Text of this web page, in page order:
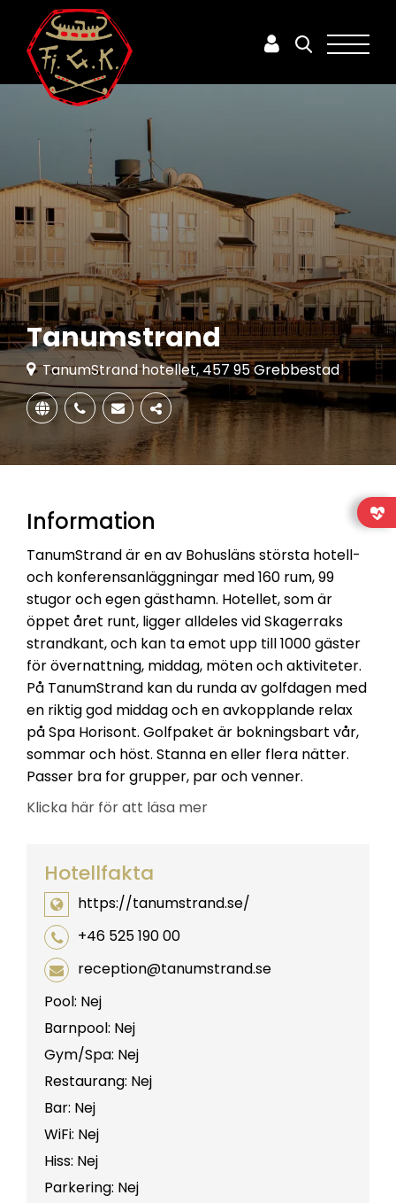
Tanumstrand
TanumStrand hotellet, 457 95 Grebbestad
Dela
Information
TanumStrand är en av Bohusläns största hotell-
och konferensanläggningar med 160 rum, 99
stugor och egen gästhamn. Hotellet, som är
öppet året runt, ligger alldeles vid Skagerraks
strandkant, och kan ta emot upp till 1000 gäster
för övernattning, middag, möten och aktiviteter.
På TanumStrand kan du runda av golfdagen med
en riktig god middag och en avkopplande relax
på Spa Horisont. Golfpaket är bokningsbart vår,
sommar och höst. Stanna en eller flera nätter.
Passer bra for grupper, par och venner.
Klicka här för att läsa mer
Hotellfakta
https://tanumstrand.se/
+46 525 190 00
reception@tanumstrand.se
Pool: Nej
Barnpool: Nej
Gym/Spa: Nej
Restaurang: Nej
Bar: Nej
WiFi: Nej
Hiss: Nej
Parkering: Nej